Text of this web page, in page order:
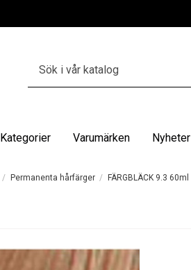
Kategorier Varumärken Nyheter
Permanenta hårfärger FÄRGBLÄCK 9.3 60ml